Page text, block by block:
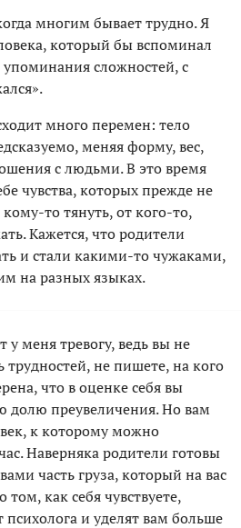
многим бывает трудно. Я
который бы вспоминал
сложностей, с
много перемен: тело
меняя форму, вес,
с людьми. В это время
чувства, которых прежде не
то тянуть, от кого-то,
Кажется, что родители
и стали какими-то чужаками,
на разных языках.
меня тревогу, ведь вы не
трудностей, не пишете, на кого
что в оценке себя вы
долю преувеличения. Но вам
к которому можно
Наверняка родители готовы
часть груза, который на вас
как себя чувствуете,
и уделят вам больше